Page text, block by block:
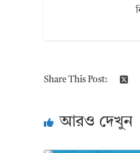
Share This Post:
আরও দেখুন